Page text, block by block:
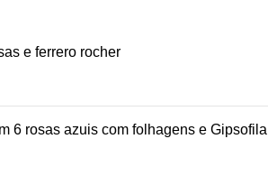
e ferrero rocher
6 rosas azuis com folhagens e Gipsofila